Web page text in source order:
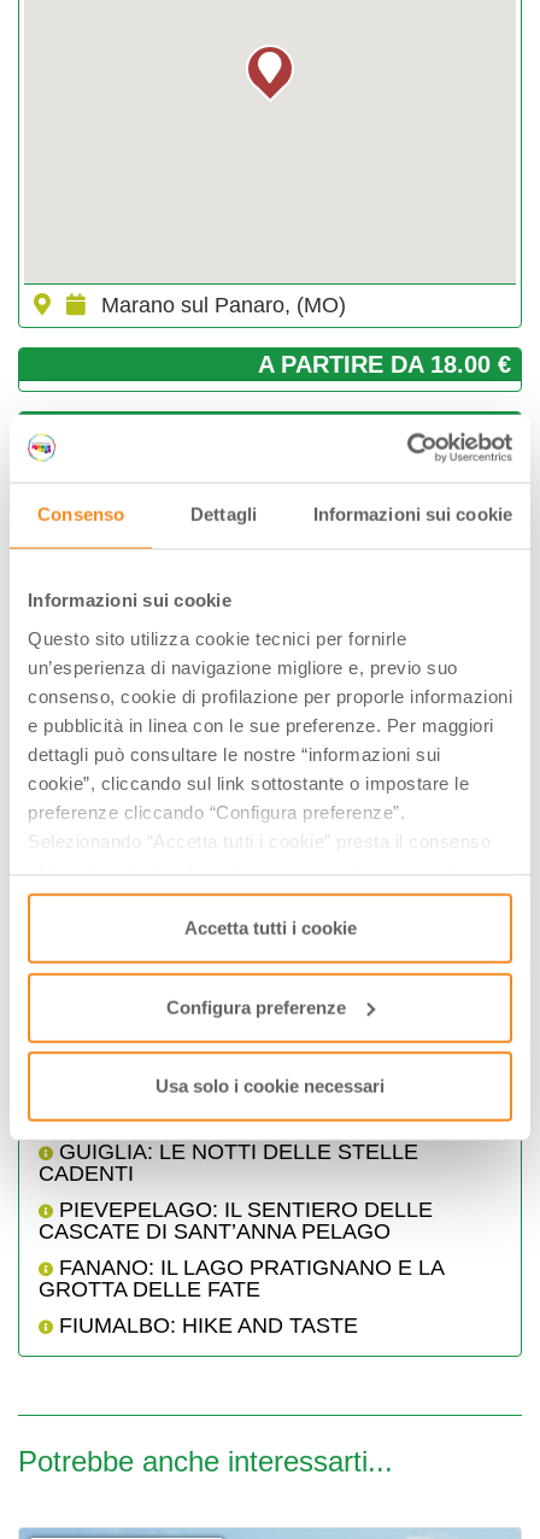
Consenso Dettagli Informazioni sui cookie
Informazioni sui cookie
Questo sito utilizza cookie tecnici per fornirle
un’esperienza di navigazione migliore e, previo suo
consenso, cookie di profilazione per proporle informazioni
e pubblicità in linea con le sue preferenze. Per maggiori
dettagli può consultare le nostre “informazioni sui
cookie”, cliccando sul link sottostante o impostare le
preferenze cliccando “Configura preferenze”.
Selezionando “Accetta tutti i cookie” presta il consenso
consenso cliccando su “Usa solo i cookie necessari” e
saranno attivati i soli cookie tecnici necessari al corretto
funzionamento del sito.
Accetta tutti i cookie
Configura preferenze
Usa solo i cookie necessari
Marano sul Panaro, (MO)
A PARTIRE DA 18.00 €
GIORNI & ORARI
Luglio-2026
Lun
Mar Mer Gio Ven Sab
Dom
29
30 01 02 03 04
05
20
21 22 23 24 25
27
28 29 30 31 01
02
04 07
Visualizza gli orari nei giorni evidenziati cliccandovi sopra
­INFO & BIGLIETTI
Ufficio Turistico di Modena
info@visitmodena.it
ModenaTur propone anche
FANANO: OSPITALE E IL BORGO DELLA
MIRANDOLA
FANANO: STORIE DI APPENNINO
GUIGLIA: LE NOTTI DELLE STELLE
CADENTI
PIEVEPELAGO: IL SENTIERO DELLE
CASCATE DI SANT’ANNA PELAGO
FANANO: IL LAGO PRATIGNANO E LA
GROTTA DELLE FATE
FIUMALBO: HIKE AND TASTE
Potrebbe anche interessarti...